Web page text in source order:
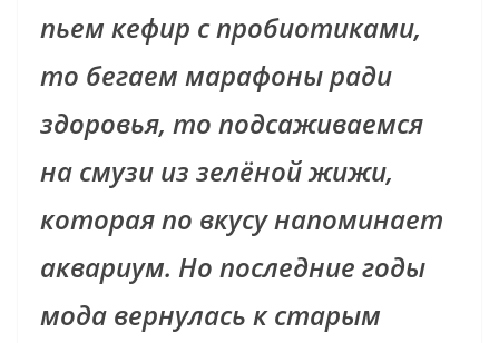
пьем кефир с пробиотиками,
то бегаем марафоны ради
здоровья, то подсаживаемся
на смузи из зелёной жижи,
которая по вкусу напоминает
аквариум. Но последние годы
мода вернулась к старым